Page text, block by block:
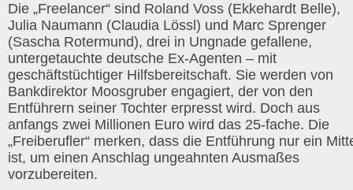
Die „Freelancer“ sind Roland Voss (Ekkehardt Belle),
Julia Naumann (Claudia Lössl) und Marc Sprenger
(Sascha Rotermund), drei in Ungnade gefallene,
untergetauchte deutsche Ex-Agenten – mit
geschäftstüchtiger Hilfsbereitschaft. Sie werden von
Bankdirektor Moosgruber engagiert, der von den
Entführern seiner Tochter erpresst wird. Doch aus
anfangs zwei Millionen Euro wird das 25-fache. Die
„Freiberufler“ merken, dass die Entführung nur ein
ist, um einen Anschlag ungeahnten Ausmaßes
vorzubereiten.